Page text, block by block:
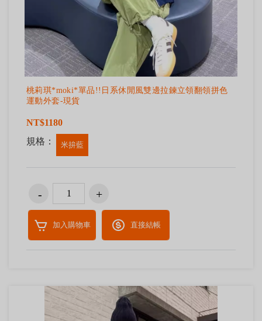
桃莉琪*moki*單品!!日系休閒風雙邊拉鍊立領翻領拼色
運動外套-現貨
NT$1180
規格：
米拚藍
加入購物車 直接結帳